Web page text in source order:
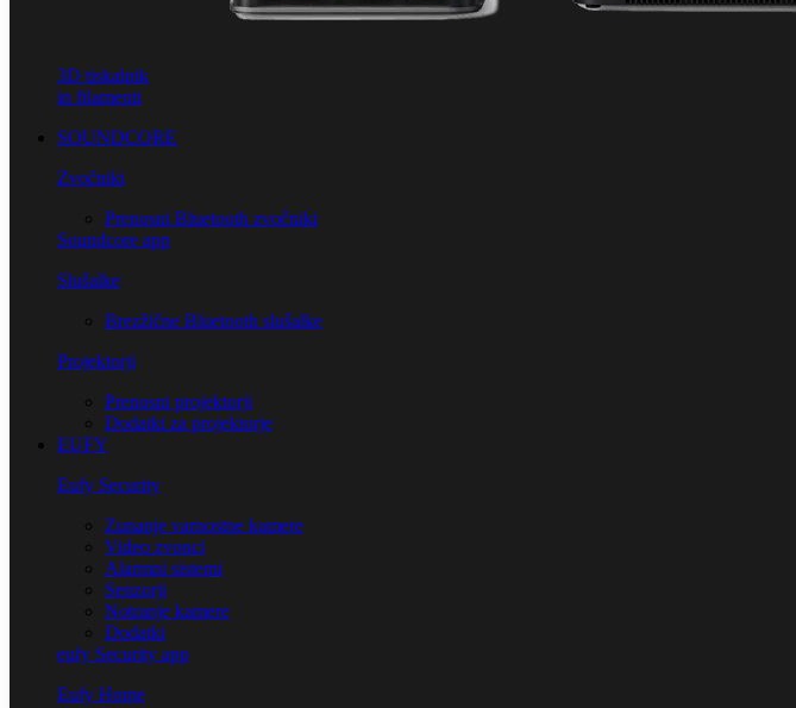
3D tiskalnik
in filamenti
SOUNDCORE
Zvočniki
Prenosni Bluetooth zvočniki
Soundcore app
Slušalke
Brezžične Bluetooth slušalke
Projektorji
Prenosni projektorji
Dodatki za projektorje
EUFY
Eufy Security
Zunanje varnostne kamere
Video zvonci
Alarmni sistemi
Senzorji
Notranje kamere
Dodatki
eufy Security app
Eufy Home